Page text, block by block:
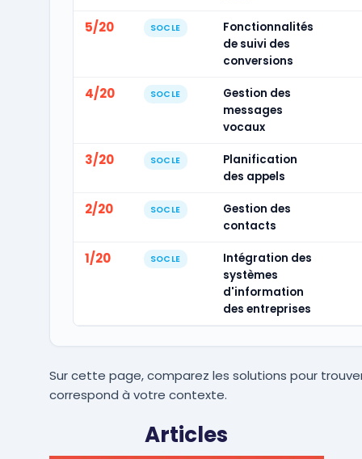
5/20 SOCLE
Fonctionnalités
de suivi des
conversions
4/20 SOCLE
Gestion des
messages
vocaux
3/20 SOCLE
Planification
des appels
2/20 SOCLE
Gestion des
contacts
1/20 SOCLE
Intégration des
systèmes
d'information
des entreprises
Sur cette page, comparez les solutions pour
correspond à votre contexte.
Articles